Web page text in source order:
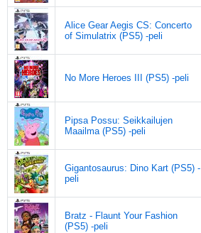
Alice Gear Aegis CS: Concerto
of Simulatrix (PS5) -peli
No More Heroes III (PS5) -peli
Pipsa Possu: Seikkailujen
Maailma (PS5) -peli
Gigantosaurus: Dino Kart (PS5) -
peli
Bratz - Flaunt Your Fashion
(PS5) -peli